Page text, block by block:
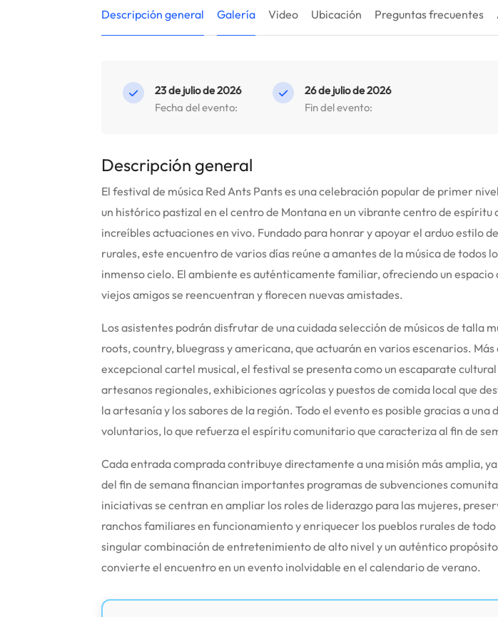
Descripción general Galería Video Ubicación Preguntas frecuentes
23 de julio de 2026
Fecha del evento:
26 de julio de 2026
Fin del evento:
Descripción general
El festival de música Red Ants Pants es una celebración popular de primer
un histórico pastizal en el centro de Montana en un vibrante centro de espíritu
increíbles actuaciones en vivo. Fundado para honrar y apoyar el arduo estilo
rurales, este encuentro de varios días reúne a amantes de la música de todos
inmenso cielo. El ambiente es auténticamente familiar, ofreciendo un espacio
viejos amigos se reencuentran y florecen nuevas amistades.
Los asistentes podrán disfrutar de una cuidada selección de músicos de talla
roots, country, bluegrass y americana, que actuarán en varios escenarios. Más
excepcional cartel musical, el festival se presenta como un escaparate cultural
artesanos regionales, exhibiciones agrícolas y puestos de comida local que
la artesanía y los sabores de la región. Todo el evento es posible gracias a una
voluntarios, lo que refuerza el espíritu comunitario que caracteriza al fin de
Cada entrada comprada contribuye directamente a una misión más amplia,
del fin de semana financian importantes programas de subvenciones
iniciativas se centran en ampliar los roles de liderazgo para las mujeres,
ranchos familiares en funcionamiento y enriquecer los pueblos rurales de
singular combinación de entretenimiento de alto nivel y un auténtico
convierte el encuentro en un evento inolvidable en el calendario de verano.